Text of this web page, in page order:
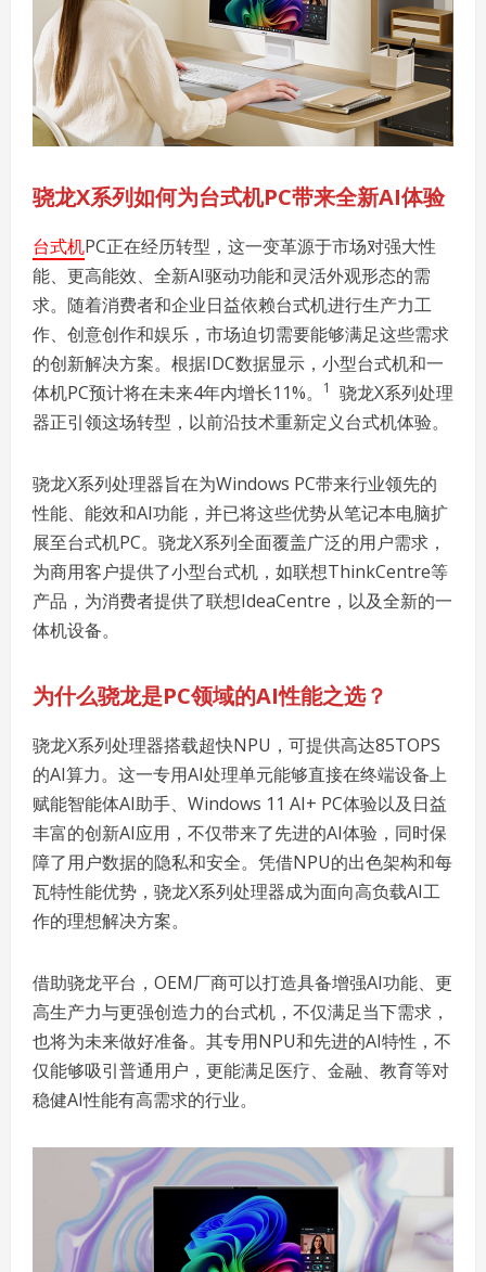
骁龙X系列如何为台式机PC带来全新AI体验
台式机PC正在经历转型，这一变革源于市场对强大性
能、更高能效、全新AI驱动功能和灵活外观形态的需
求。随着消费者和企业日益依赖台式机进行生产力工
作、创意创作和娱乐，市场迫切需要能够满足这些需求
的创新解决方案。根据IDC数据显示，小型台式机和一
体机PC预计将在未来4年内增长11%。
1
骁龙X系列处理
器正引领这场转型，以前沿技术重新定义台式机体验。
骁龙X系列处理器旨在为Windows PC带来行业领先的
性能、能效和AI功能，并已将这些优势从笔记本电脑扩
展至台式机PC。骁龙X系列全面覆盖广泛的用户需求，
为商用客户提供了小型台式机，如联想ThinkCentre等
产品，为消费者提供了联想IdeaCentre，以及全新的一
体机设备。
为什么骁龙是PC领域的AI性能之选？
骁龙X系列处理器搭载超快NPU，可提供高达85TOPS
的AI算力。这一专用AI处理单元能够直接在终端设备上
赋能智能体AI助手、Windows 11 AI+ PC体验以及日益
丰富的创新AI应用，不仅带来了先进的AI体验，同时保
障了用户数据的隐私和安全。凭借NPU的出色架构和每
瓦特性能优势，骁龙X系列处理器成为面向高负载AI工
作的理想解决方案。
借助骁龙平台，OEM厂商可以打造具备增强AI功能、更
高生产力与更强创造力的台式机，不仅满足当下需求，
也将为未来做好准备。其专用NPU和先进的AI特性，不
仅能够吸引普通用户，更能满足医疗、金融、教育等对
稳健AI性能有高需求的行业。